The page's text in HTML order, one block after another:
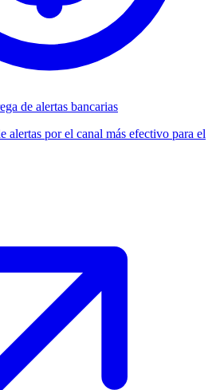
de alertas bancarias
alertas por el canal más efectivo para el